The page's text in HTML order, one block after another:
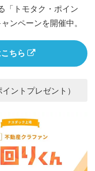
「トモタク・ポイン
ンペーンを開催中。
ちら
ントプレゼント）